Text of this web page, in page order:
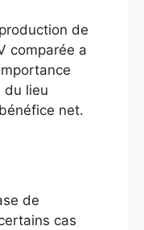
de
comparée a
du lieu
net.
de
cas